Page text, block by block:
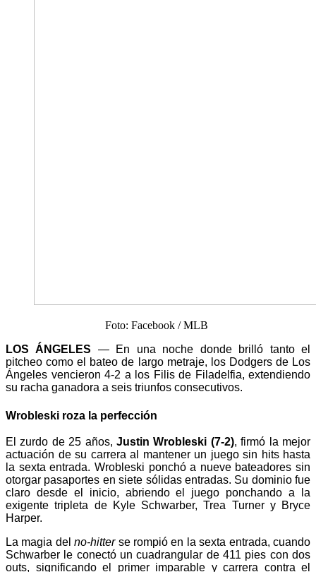
Foto: Facebook / MLB
LOS ÁNGELES — En una noche donde brilló tanto el
pitcheo como el bateo de largo metraje, los Dodgers de Los
Ángeles vencieron 4-2 a los Filis de Filadelfia, extendiendo
su racha ganadora a seis triunfos consecutivos.
Wrobleski roza la perfección
El zurdo de 25 años, Justin Wrobleski (7-2), firmó la mejor
actuación de su carrera al mantener un juego sin hits hasta
la sexta entrada. Wrobleski ponchó a nueve bateadores sin
otorgar pasaportes en siete sólidas entradas. Su dominio fue
claro desde el inicio, abriendo el juego ponchando a la
exigente tripleta de Kyle Schwarber, Trea Turner y Bryce
Harper.
La magia delno-hitterse rompió en la sexta entrada, cuando
Schwarber le conectó un cuadrangular de 411 pies con dos
outs, significando el primer imparable y carrera contra el